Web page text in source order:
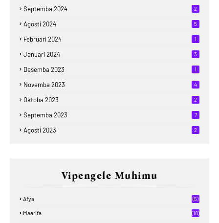
Septemba 2024 2
Agosti 2024 5
Februari 2024 1
Januari 2024 3
Desemba 2023 1
Novemba 2023 4
Oktoba 2023 2
Septemba 2023 7
Agosti 2023 2
Vipengele Muhimu
Afya (5)
Maarifa (10)